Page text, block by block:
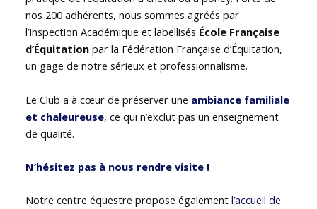
nos 200 adhérents, nous sommes agréés par
l’Inspection Académique et labellisés École Française
d’Équitation par la Fédération Française d’Équitation,
un gage de notre sérieux et professionnalisme.
Le Club a à cœur de préserver une ambiance familiale
et chaleureuse, ce qui n’exclut pas un enseignement
de qualité.
N’hésitez pas à nous rendre visite !
Notre centre équestre propose égalementl’accueil de